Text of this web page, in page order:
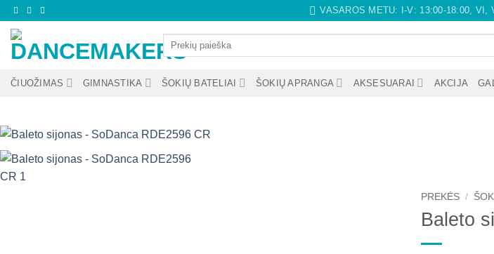
Skip
content
VASAROS METU: I-V: 13:00-18:00, VI,
Ieškoti:
ČIUOŽIMAS GIMNASTIKA ŠOKIŲ BATELIAI ŠOKIŲ APRANGA AKSESUARAI AKCIJA
PREKĖS /
Baleto